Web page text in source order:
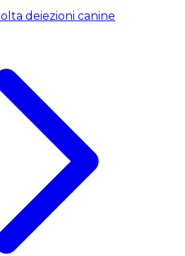
deiezioni canine